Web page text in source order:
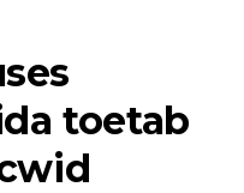
toetab